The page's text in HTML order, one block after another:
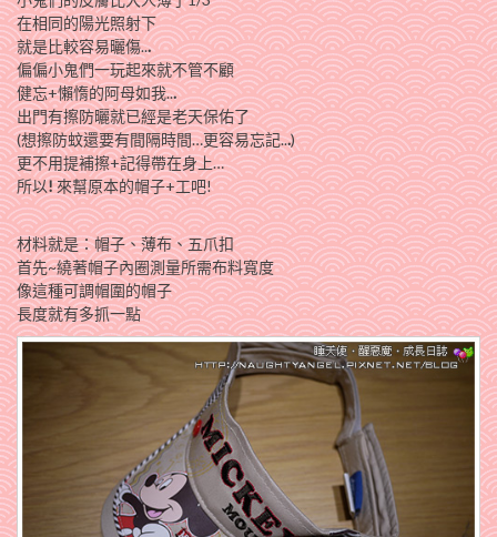
在相同的陽光照射下
就是比較容易曬傷...
偏偏小鬼們一玩起來就不管不顧
健忘+懶惰的阿母如我...
出門有擦防曬就已經是老天保佑了
(想擦防蚊還要有間隔時間…更容易忘記...)
更不用提補擦+記得帶在身上…
所以!來幫原本的帽子+工吧!
材料就是：帽子、薄布、五爪扣
首先~繞著帽子內圈測量所需布料寬度
像這種可調帽圍的帽子
長度就有多抓一點